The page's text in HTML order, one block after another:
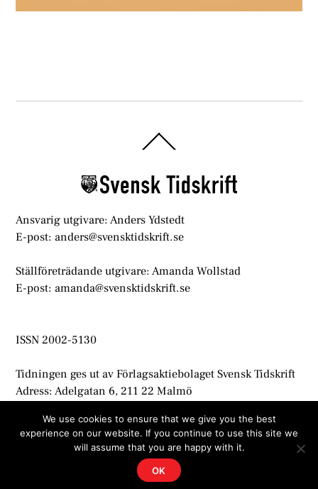
To
Ansvarig utgivare: Anders Ydstedt
E-post: anders@svensktidskrift.se
Ställföreträdande utgivare: Amanda Wollstad
E-post: amanda@svensktidskrift.se
ISSN 2002-5130
Tidningen ges ut av Förlagsaktiebolaget Svensk Tidskrift
Adress: Adelgatan 6, 211 22 Malmö
© Svensk Tidskrift 2021
We use cookies to ensure that we give you the best
experience on our website. If you continue to use this site we
will assume that you are happy with it.
OK